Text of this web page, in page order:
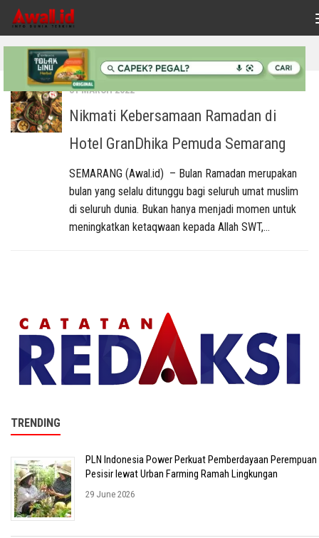
Skip to content
TAGGED:KEBERSAMAAN RAMADAN
31 MARCH 2022
Nikmati Kebersamaan Ramadan di
Hotel GranDhika Pemuda Semarang
SEMARANG (Awal.id) – Bulan Ramadan merupakan
bulan yang selalu ditunggu bagi seluruh umat muslim
di seluruh dunia. Bukan hanya menjadi momen untuk
meningkatkan ketaqwaan kepada Allah SWT,...
TRENDING
PLN Indonesia Power Perkuat Pemberdayaan Perempuan
Pesisir lewat Urban Farming Ramah Lingkungan
29 June 2026